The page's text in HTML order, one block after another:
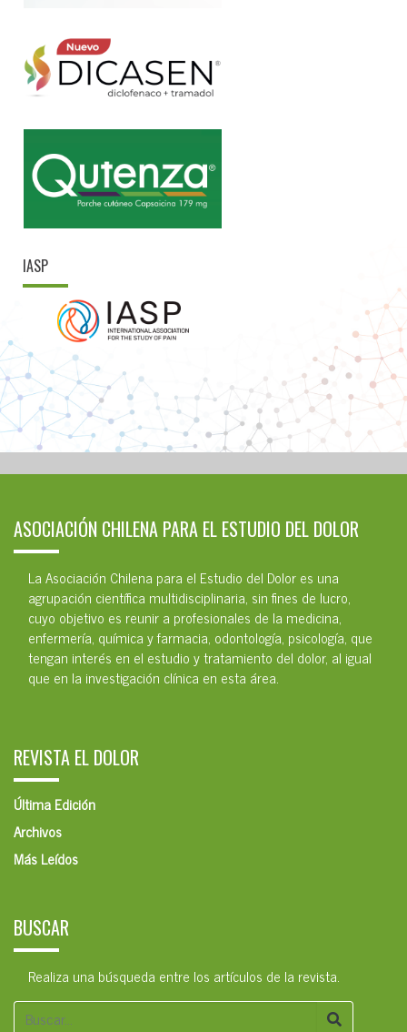
IASP
ASOCIACIÓN CHILENA PARA EL ESTUDIO DEL DOLOR
La Asociación Chilena para el Estudio del Dolor es una
agrupación científica multidisciplinaria, sin fines de lucro,
cuyo objetivo es reunir a profesionales de la medicina,
enfermería, química y farmacia, odontología, psicología, que
tengan interés en el estudio y tratamiento del dolor, al igual
que en la investigación clínica en esta área.
REVISTA EL DOLOR
Última Edición
Archivos
Más Leídos
BUSCAR
Realiza una búsqueda entre los artículos de la revista.